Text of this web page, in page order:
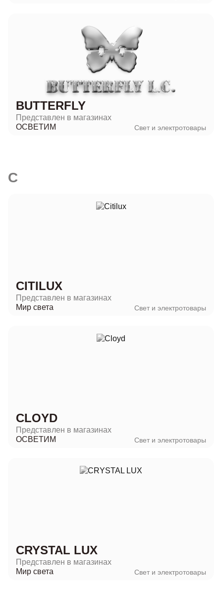
BUTTERFLY
Представлен в магазинах
ОСВЕТИМ
Свет и электротовары
C
CITILUX
Представлен в магазинах
Мир света
Свет и электротовары
CLOYD
Представлен в магазинах
ОСВЕТИМ
Свет и электротовары
CRYSTAL LUX
Представлен в магазинах
Мир света
Свет и электротовары